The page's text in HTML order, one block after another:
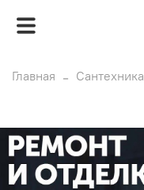
Главная Сантехника